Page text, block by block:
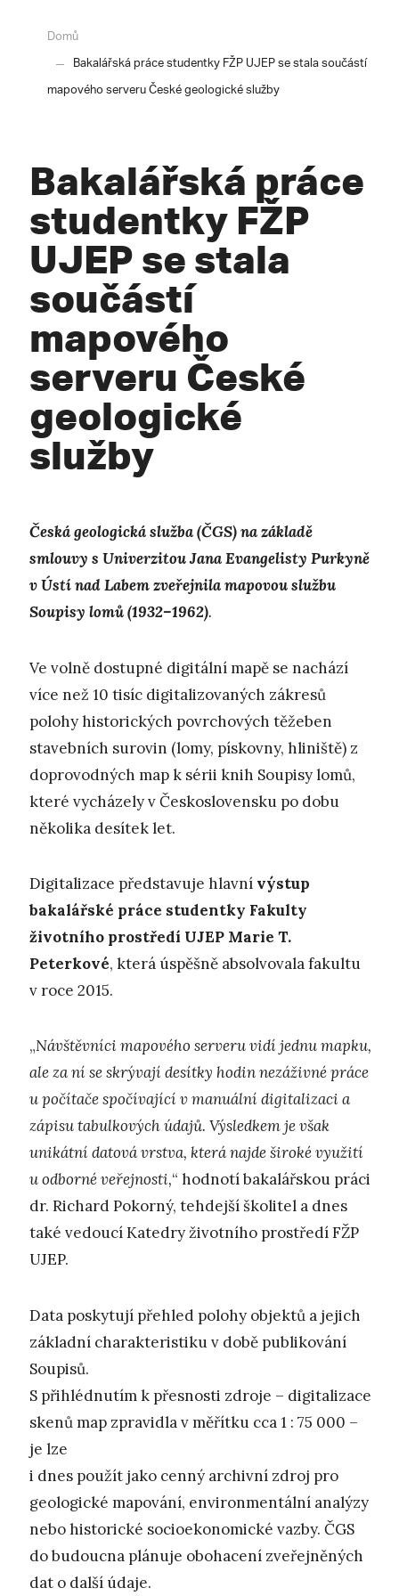
Domů
Bakalářská práce studentky FŽP UJEP se stala součástí
mapového serveru České geologické služby
Bakalářská práce
studentky FŽP
UJEP se stala
součástí
mapového
serveru České
geologické
služby
Česká geologická služba (ČGS) na základě
smlouvy s Univerzitou Jana Evangelisty Purkyně
v Ústí nad Labem zveřejnila mapovou službu
Soupisy lomů (1932–1962).
Ve volně dostupné digitální mapě se nachází
více než 10 tisíc digitalizovaných zákresů
polohy historických povrchových těžeben
stavebních surovin (lomy, pískovny, hliniště) z
doprovodných map k sérii knih Soupisy lomů,
které vycházely v Československu po dobu
několika desítek let.
Digitalizace představuje hlavní výstup
bakalářské práce studentky Fakulty
životního prostředí UJEP Marie T.
Peterkové, která úspěšně absolvovala fakultu
v roce 2015.
„Návštěvníci mapového serveru vidí jednu mapku,
ale za ní se skrývají desítky hodin nezáživné práce
u počítače spočívající v manuální digitalizaci a
zápisu tabulkových údajů. Výsledkem je však
unikátní datová vrstva, která najde široké využití
u odborné veřejnosti,“ hodnotí bakalářskou práci
dr. Richard Pokorný, tehdejší školitel a dnes
také vedoucí Katedry životního prostředí FŽP
UJEP.
Data poskytují přehled polohy objektů a jejich
základní charakteristiku v době publikování
Soupisů.
S přihlédnutím k přesnosti zdroje – digitalizace
skenů map zpravidla v měřítku cca 1 : 75 000 –
je lze
i dnes použít jako cenný archivní zdroj pro
geologické mapování, environmentální analýzy
nebo historické socioekonomické vazby. ČGS
do budoucna plánuje obohacení zveřejněných
dat o další údaje.